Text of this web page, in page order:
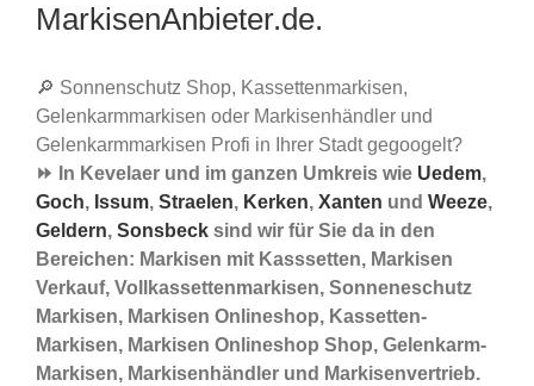
MarkisenAnbieter.de.
🔎 Sonnenschutz Shop, Kassettenmarkisen,
Gelenkarmmarkisen oder Markisenhändler und
Gelenkarmmarkisen Profi in Ihrer Stadt gegoogelt?
⏩ In Kevelaer und im ganzen Umkreis wie Uedem,
Goch, Issum, Straelen, Kerken, Xanten und Weeze,
Geldern, Sonsbeck sind wir für Sie da in den
Bereichen: Markisen mit Kasssetten, Markisen
Verkauf, Vollkassettenmarkisen, Sonneneschutz
Markisen, Markisen Onlineshop, Kassetten-
Markisen, Markisen Onlineshop Shop, Gelenkarm-
Markisen, Markisenhändler und Markisenvertrieb.